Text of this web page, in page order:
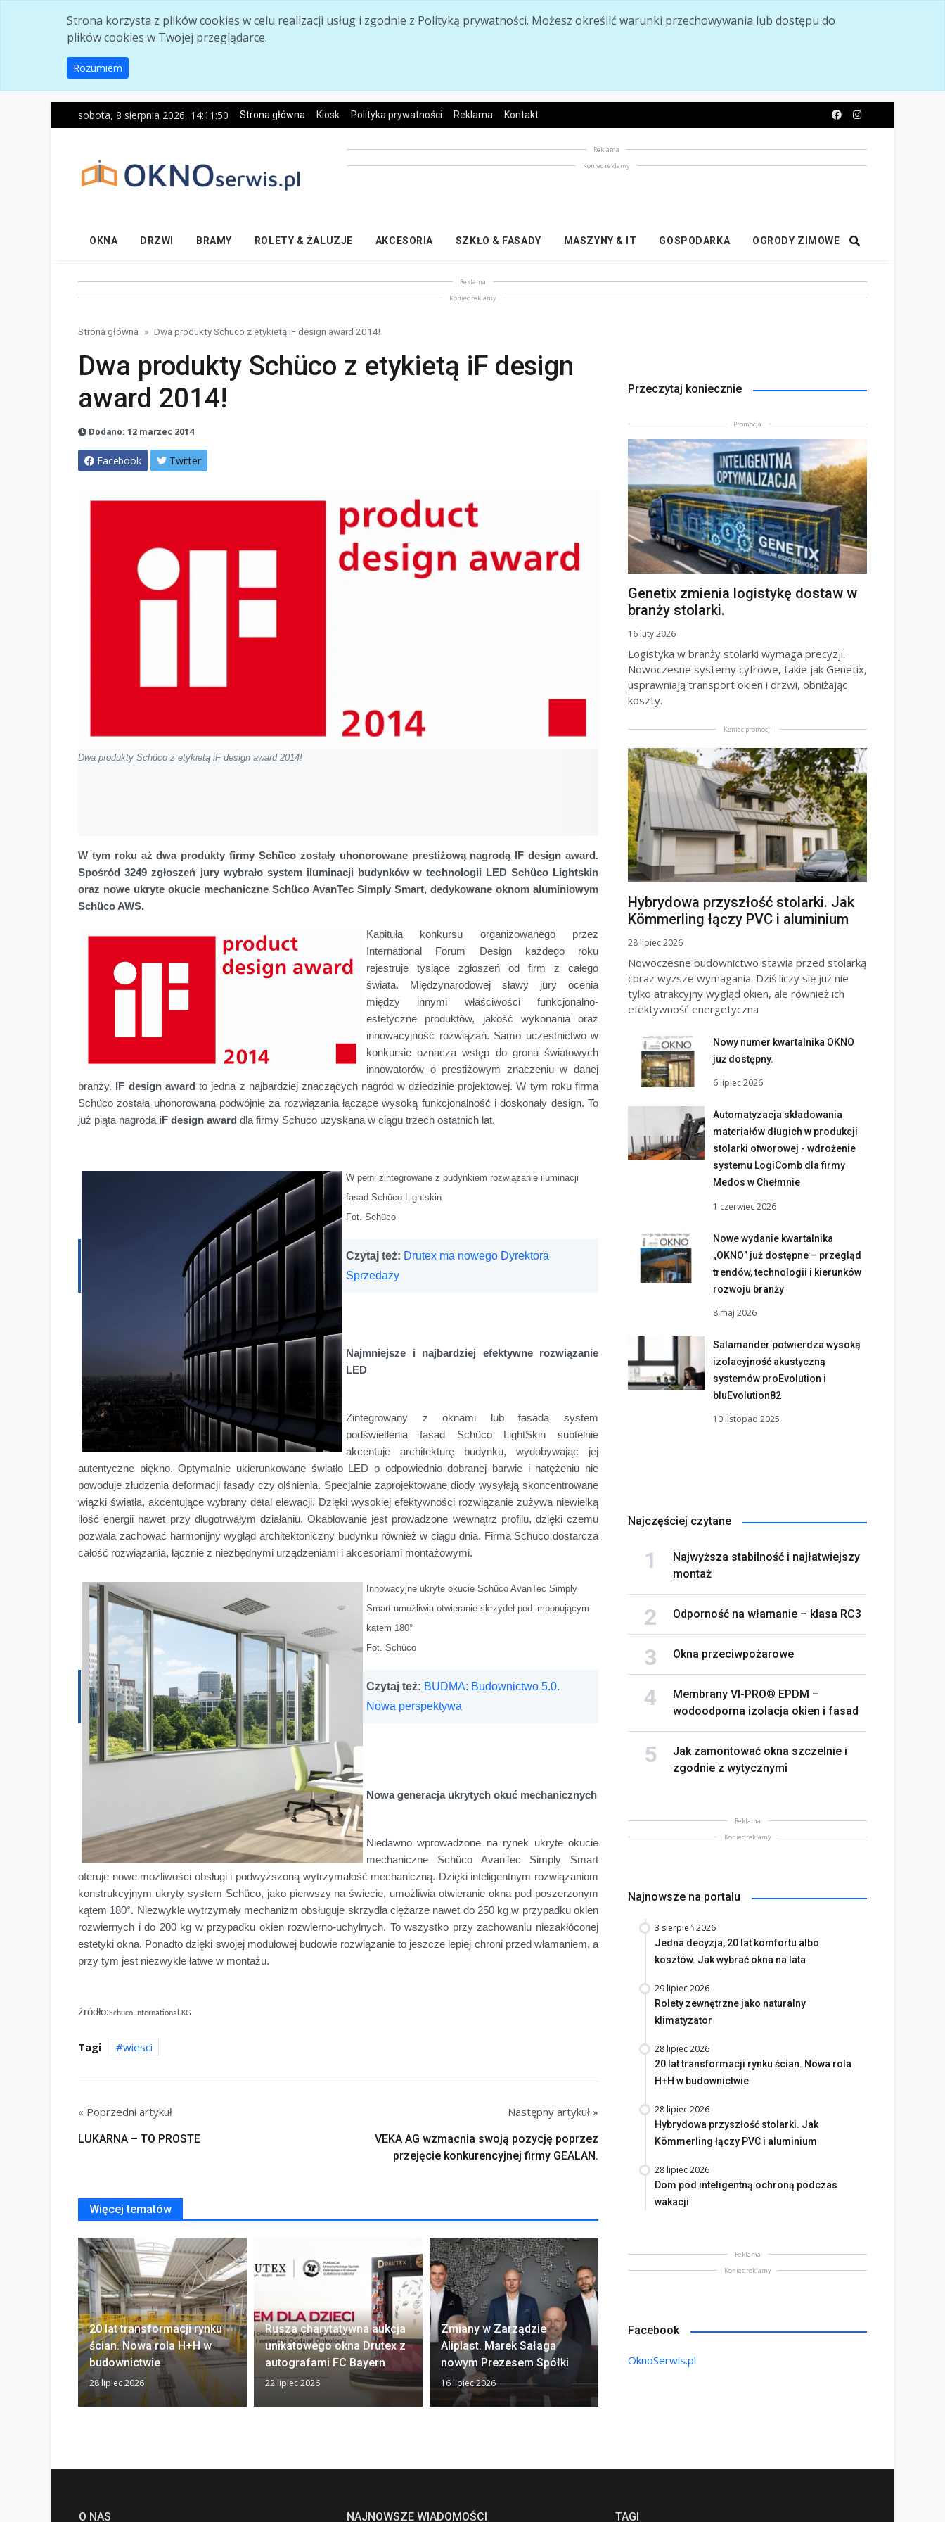
Strona korzysta z plików cookies w celu realizacji usług i zgodnie z Polityką prywatności. Możesz określić warunki przechowywania lub dostępu do
plików cookies w Twojej przeglądarce.
Rozumiem
sobota, 8 sierpnia 2026, 14:11:51 Strona główna Kiosk Polityka prywatności Reklama Kontakt
Reklama
Koniec reklamy
OKNA DRZWI BRAMY ROLETY & ŻALUZJE AKCESORIA SZKŁO & FASADY MASZYNY & IT GOSPODARKA OGRODY ZIMOWE
Reklama
Koniec reklamy
Strona główna Dwa produkty Schüco z etykietą iF design award 2014!
Dwa produkty Schüco z etykietą iF design
award 2014!
Dodano: 12 marzec 2014
Facebook Twitter
Dwa produkty Schüco z etykietą iF design award 2014!
W tym roku aż dwa produkty firmy Schüco zostały uhonorowane prestiżową nagrodą IF design award.
Spośród 3249 zgłoszeń jury wybrało system iluminacji budynków w technologii LED Schüco Lightskin
oraz nowe ukryte okucie mechaniczne Schüco AvanTec Simply Smart, dedykowane oknom aluminiowym
Schüco AWS.
Kapituła konkursu organizowanego przez
International Forum Design każdego roku
rejestruje tysiące zgłoszeń od firm z całego
świata. Międzynarodowej sławy jury ocenia
między innymi właściwości funkcjonalno-
estetyczne produktów, jakość wykonania oraz
innowacyjność rozwiązań. Samo uczestnictwo w
konkursie oznacza wstęp do grona światowych
innowatorów o prestiżowym znaczeniu w danej
branży. IF design award to jedna z najbardziej znaczących nagród w dziedzinie projektowej. W tym roku firma
Schüco została uhonorowana podwójnie za rozwiązania łączące wysoką funkcjonalność i doskonały design. To
już piąta nagroda iF design award dla firmy Schüco uzyskana w ciągu trzech ostatnich lat.
W pełni zintegrowane z budynkiem rozwiązanie iluminacji
fasad Schüco Lightskin
Fot. Schüco
Czytaj też: Drutex ma nowego Dyrektora
Sprzedaży
Najmniejsze i najbardziej efektywne rozwiązanie
LED
Zintegrowany z oknami lub fasadą system
podświetlenia fasad Schüco LightSkin subtelnie
akcentuje architekturę budynku, wydobywając jej
autentyczne piękno. Optymalnie ukierunkowane światło LED o odpowiednio dobranej barwie i natężeniu nie
powoduje złudzenia deformacji fasady czy olśnienia. Specjalnie zaprojektowane diody wysyłają skoncentrowane
wiązki światła, akcentujące wybrany detal elewacji. Dzięki wysokiej efektywności rozwiązanie zużywa niewielką
ilość energii nawet przy długotrwałym działaniu. Okablowanie jest prowadzone wewnątrz profilu, dzięki czemu
pozwala zachować harmonijny wygląd architektoniczny budynku również w ciągu dnia. Firma Schüco dostarcza
całość rozwiązania, łącznie z niezbędnymi urządzeniami i akcesoriami montażowymi.
Innowacyjne ukryte okucie Schüco AvanTec Simply
Smart umożliwia otwieranie skrzydeł pod imponującym
kątem 180°
Fot. Schüco
Czytaj też: BUDMA: Budownictwo 5.0.
Nowa perspektywa
Nowa generacja ukrytych okuć mechanicznych
Niedawno wprowadzone na rynek ukryte okucie
mechaniczne Schüco AvanTec Simply Smart
oferuje nowe możliwości obsługi i podwyższoną wytrzymałość mechaniczną. Dzięki inteligentnym rozwiązaniom
konstrukcyjnym ukryty system Schüco, jako pierwszy na świecie, umożliwia otwieranie okna pod poszerzonym
kątem 180°. Niezwykle wytrzymały mechanizm obsługuje skrzydła ciężarze nawet do 250 kg w przypadku okien
rozwiernych i do 200 kg w przypadku okien rozwierno-uchylnych. To wszystko przy zachowaniu niezakłóconej
estetyki okna. Ponadto dzięki swojej modułowej budowie rozwiązanie to jeszcze lepiej chroni przed włamaniem, a
przy tym jest niezwykle łatwe w montażu.
źródło:Schüco International KG
Tagi wiesci
« Poprzedni artykuł
LUKARNA – TO PROSTE
Następny artykuł »
VEKA AG wzmacnia swoją pozycję poprzez
przejęcie konkurencyjnej firmy GEALAN.
Więcej tematów
20 lat transformacji rynku
ścian. Nowa rola H+H w
budownictwie
28 lipiec 2026
Rusza charytatywna aukcja
unikatowego okna Drutex z
autografami FC Bayern
22 lipiec 2026
Zmiany w Zarządzie
Aliplast. Marek Sałaga
nowym Prezesem Spółki
16 lipiec 2026
Okna bez tajemnic. Na co
zakupem
Przeczytaj koniecznie
Promocja
Genetix zmienia logistykę dostaw w
branży stolarki.
16 luty 2026
Logistyka w branży stolarki wymaga precyzji.
Nowoczesne systemy cyfrowe, takie jak Genetix,
usprawniają transport okien i drzwi, obniżając
koszty.
Koniec promocji
Hybrydowa przyszłość stolarki. Jak
Kömmerling łączy PVC i aluminium
28 lipiec 2026
Nowoczesne budownictwo stawia przed stolarką
coraz wyższe wymagania. Dziś liczy się już nie
tylko atrakcyjny wygląd okien, ale również ich
efektywność energetyczna
Nowy numer kwartalnika OKNO
już dostępny.
6 lipiec 2026
Automatyzacja składowania
materiałów długich w produkcji
stolarki otworowej - wdrożenie
systemu LogiComb dla firmy
Medos w Chełmnie
1 czerwiec 2026
Nowe wydanie kwartalnika
„OKNO” już dostępne – przegląd
trendów, technologii i kierunków
rozwoju branży
8 maj 2026
Salamander potwierdza wysoką
izolacyjność akustyczną
systemów proEvolution i
bluEvolution82
10 listopad 2025
Najczęściej czytane
Najwyższa stabilność i najłatwiejszy
montaż
Odporność na włamanie – klasa RC3
Okna przeciwpożarowe
Membrany VI-PRO® EPDM –
wodoodporna izolacja okien i fasad
Jak zamontować okna szczelnie i
zgodnie z wytycznymi
Reklama
Koniec reklamy
Najnowsze na portalu
3 sierpień 2026
Jedna decyzja, 20 lat komfortu albo
kosztów. Jak wybrać okna na lata
29 lipiec 2026
Rolety zewnętrzne jako naturalny
klimatyzator
28 lipiec 2026
20 lat transformacji rynku ścian. Nowa rola
H+H w budownictwie
28 lipiec 2026
Hybrydowa przyszłość stolarki. Jak
Kömmerling łączy PVC i aluminium
28 lipiec 2026
Dom pod inteligentną ochroną podczas
wakacji
Reklama
Koniec reklamy
Facebook
OknoSerwis.pl
O NAS NAJNOWSZE WIADOMOŚCI TAGI